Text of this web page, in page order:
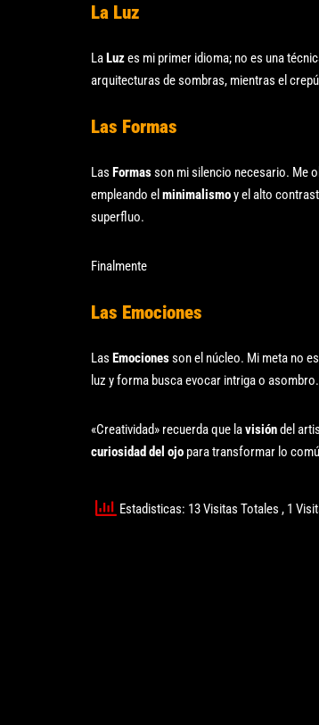
La Luz
LaLuzes mi primer idioma; no es una
arquitecturas de sombras, mientras el
Las Formas
Las Formasson mi silencio necesario. Me
empleando el minimalismoy el alto
superfluo.
Finalmente
Las Emociones
Las Emocionesson el núcleo. Mi meta no
luz y forma busca evocar intriga o
«Creatividad» recuerda que lavisióndel
curiosidad del ojo para transformar lo
Estadisticas: 13 Visitas Totales , 1